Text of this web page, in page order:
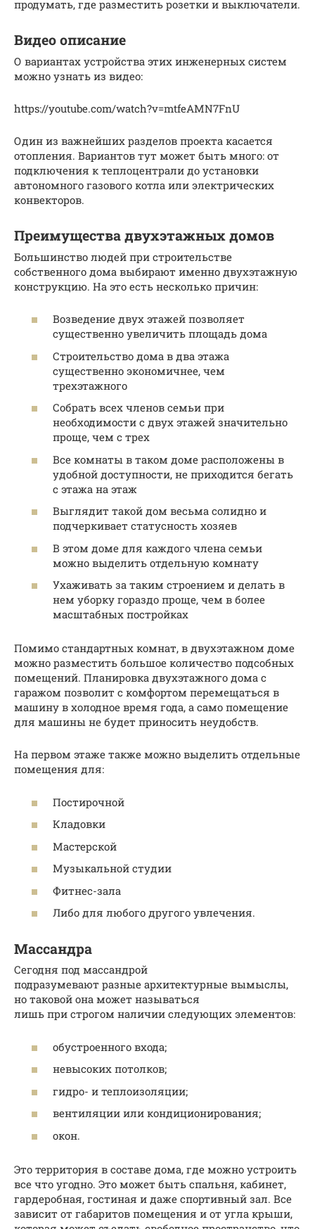
продумать, где разместить розетки и выключатели.
Видео описание
О вариантах устройства этих инженерных систем
можно узнать из видео:
https://youtube.com/watch?v=mtfeAMN7FnU
Один из важнейших разделов проекта касается
отопления. Вариантов тут может быть много: от
подключения к теплоцентрали до установки
автономного газового котла или электрических
конвекторов.
Преимущества двухэтажных домов
Большинство людей при строительстве
собственного дома выбирают именно двухэтажную
конструкцию. На это есть несколько причин:
Возведение двух этажей позволяет
существенно увеличить площадь дома
Строительство дома в два этажа
существенно экономичнее, чем
трехэтажного
Собрать всех членов семьи при
необходимости с двух этажей значительно
проще, чем с трех
Все комнаты в таком доме расположены в
удобной доступности, не приходится бегать
с этажа на этаж
Выглядит такой дом весьма солидно и
подчеркивает статусность хозяев
В этом доме для каждого члена семьи
можно выделить отдельную комнату
Ухаживать за таким строением и делать в
нем уборку гораздо проще, чем в более
масштабных постройках
Помимо стандартных комнат, в двухэтажном доме
можно разместить большое количество подсобных
помещений. Планировка двухэтажного дома с
гаражом позволит с комфортом перемещаться в
машину в холодное время года, а само помещение
для машины не будет приносить неудобств.
На первом этаже также можно выделить отдельные
помещения для:
Постирочной
Кладовки
Мастерской
Музыкальной студии
Фитнес-зала
Либо для любого другого увлечения.
Массандра
Сегодня под массандрой
подразумевают разные архитектурные вымыслы,
но таковой она может называться
лишь при строгом наличии следующих элементов:
обустроенного входа;
невысоких потолков;
гидро- и теплоизоляции;
вентиляции или кондиционирования;
окон.
Это территория в составе дома, где можно устроить
все что угодно. Это может быть спальня, кабинет,
гардеробная, гостиная и даже спортивный зал. Все
зависит от габаритов помещения и от угла крыши,